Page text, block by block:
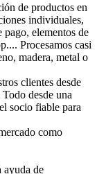
de productos en
individuales,
pago, elementos de
Procesamos casi
madera, metal o
clientes desde
desde una
socio fiable para
como
ayuda de